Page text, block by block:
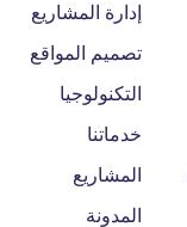
إدارة المشاريع
تصميم المواقع
التكنولوجيا
خدماتنا
المشاريع
المدونة